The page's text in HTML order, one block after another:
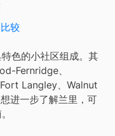
较
色的小社区组成。其
Fernridge、
Langley、Walnut
进一步了解兰里，可